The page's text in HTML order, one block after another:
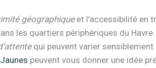
géographiqueet l’accessibilité en
les quartiers périphériques du Havre.
qui peuvent varier sensiblement
peuvent vous donner une idée